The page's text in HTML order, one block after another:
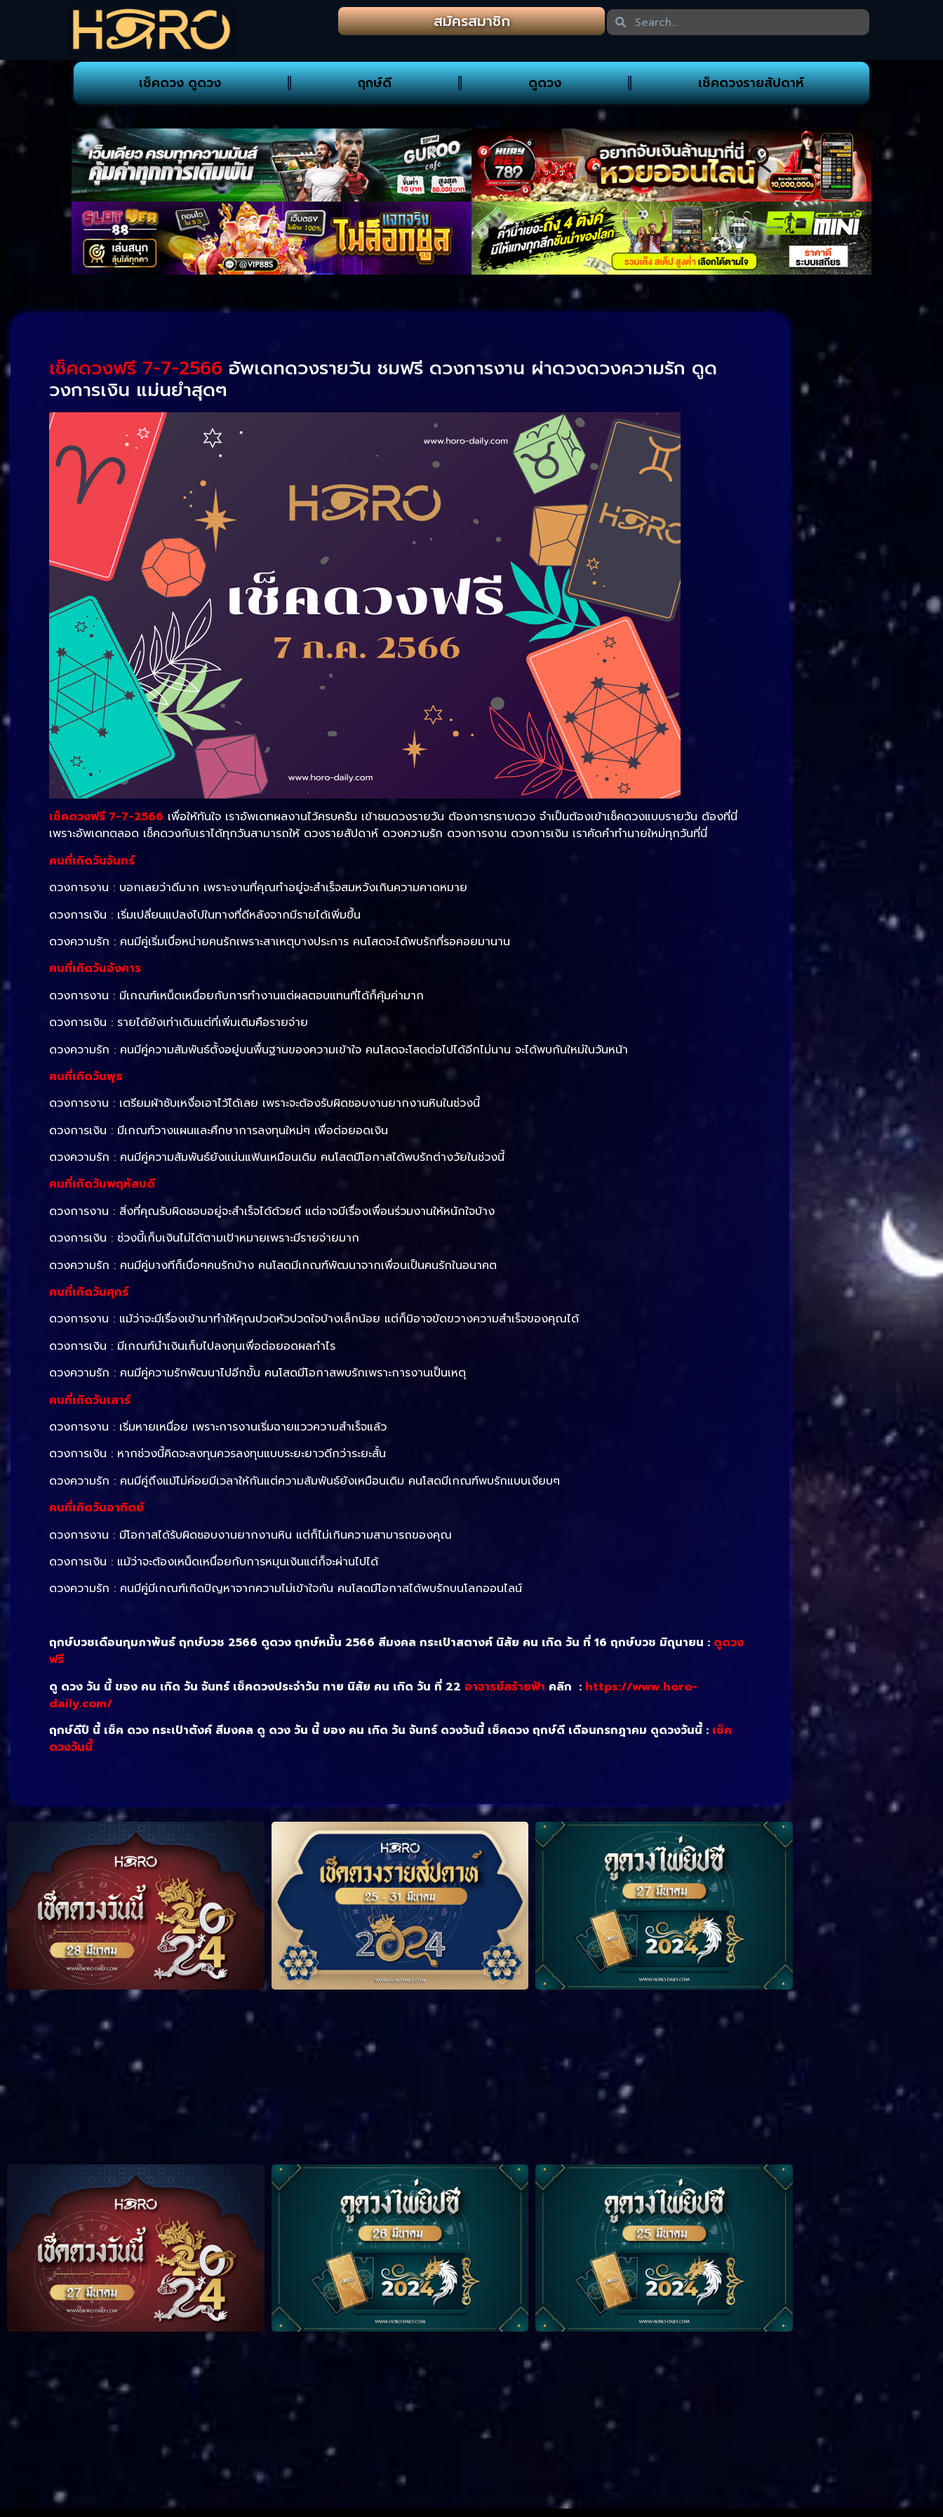
สมัครสมาชิก
เช็คดวง ดูดวง ฤกษ์ดี ดูดวง เช็คดวงรายสัปดาห์
เช็คดวงฟรี 7-7-2566 อัพเดทดวงรายวัน ชมฟรี ดวงการงาน ผ่าดวงดวงความรัก ดูด
วงการเงิน แม่นยำสุดๆ
เช็คดวงฟรี 7-7-2566 เพื่อให้ทันใจ เราอัพเดทผลงานไว้ครบครัน เข้าชมดวงรายวัน ต้องการทราบดวง จำเป็นต้องเข้าเช็คดวงแบบรายวัน ต้องที่นี่
เพราะอัพเดทตลอด เช็คดวงกับเราได้ทุกวันสามารถให้ ดวงรายสัปดาห์ ดวงความรัก ดวงการงาน ดวงการเงิน เราคัดคำทำนายใหม่ทุกวันที่นี่
คนที่เกิดวันจันทร์
ดวงการงาน : บอกเลยว่าดีมาก เพราะงานที่คุณทำอยู่จะสำเร็จสมหวังเกินความคาดหมาย
ดวงการเงิน : เริ่มเปลี่ยนแปลงไปในทางที่ดีหลังจากมีรายได้เพิ่มขึ้น
ดวงความรัก : คนมีคู่เริ่มเบื่อหน่ายคนรักเพราะสาเหตุบางประการ คนโสดจะได้พบรักที่รอคอยมานาน
คนที่เกิดวันอังคาร
ดวงการงาน : มีเกณฑ์เหน็ดเหนื่อยกับการทำงานแต่ผลตอบแทนที่ได้ก็คุ้มค่ามาก
ดวงการเงิน : รายได้ยังเท่าเดิมแต่ที่เพิ่มเติมคือรายจ่าย
ดวงความรัก : คนมีคู่ความสัมพันธ์ตั้งอยู่บนพื้นฐานของความเข้าใจ คนโสดจะโสดต่อไปได้อีกไม่นาน จะได้พบกันใหม่ในวันหน้า
คนที่เกิดวันพุธ
ดวงการงาน : เตรียมผ้าซับเหงื่อเอาไว้ได้เลย เพราะจะต้องรับผิดชอบงานยากงานหินในช่วงนี้
ดวงการเงิน : มีเกณฑ์วางแผนและศึกษาการลงทุนใหม่ๆ เพื่อต่อยอดเงิน
ดวงความรัก : คนมีคู่ความสัมพันธ์ยังแน่นแฟ้นเหมือนเดิม คนโสดมีโอกาสได้พบรักต่างวัยในช่วงนี้
คนที่เกิดวันพฤหัสบดี
ดวงการงาน : สิ่งที่คุณรับผิดชอบอยู่จะสำเร็จได้ด้วยดี แต่อาจมีเรื่องเพื่อนร่วมงานให้หนักใจบ้าง
ดวงการเงิน : ช่วงนี้เก็บเงินไม่ได้ตามเป้าหมายเพราะมีรายจ่ายมาก
ดวงความรัก : คนมีคู่บางทีก็เบื่อๆคนรักบ้าง คนโสดมีเกณฑ์พัฒนาจากเพื่อนเป็นคนรักในอนาคต
คนที่เกิดวันศุกร์
ดวงการงาน : แม้ว่าจะมีเรื่องเข้ามาทำให้คุณปวดหัวปวดใจบ้างเล็กน้อย แต่ก็มิอาจขัดขวางความสำเร็จของคุณได้
ดวงการเงิน : มีเกณฑ์นำเงินเก็บไปลงทุนเพื่อต่อยอดผลกำไร
ดวงความรัก : คนมีคู่ความรักพัฒนาไปอีกขั้น คนโสดมีโอกาสพบรักเพราะการงานเป็นเหตุ
คนที่เกิดวันเสาร์
ดวงการงาน : เริ่มหายเหนื่อย เพราะการงานเริ่มฉายแววความสำเร็จแล้ว
ดวงการเงิน : หากช่วงนี้คิดจะลงทุนควรลงทุนแบบระยะยาวดีกว่าระยะสั้น
ดวงความรัก : คนมีคู่ถึงแม้ไม่ค่อยมีเวลาให้กันแต่ความสัมพันธ์ยังเหมือนเดิม คนโสดมีเกณฑ์พบรักแบบเงียบๆ
คนที่เกิดวันอาทิตย์
ดวงการงาน : มีโอกาสได้รับผิดชอบงานยากงานหิน แต่ก็ไม่เกินความสามารถของคุณ
ดวงการเงิน : แม้ว่าจะต้องเหน็ดเหนื่อยกับการหมุนเงินแต่ก็จะผ่านไปได้
ดวงความรัก : คนมีคู่มีเกณฑ์เกิดปัญหาจากความไม่เข้าใจกัน คนโสดมีโอกาสได้พบรักบนโลกออนไลน์
ฤกษ์บวชเดือนกุมภาพันธ์ ฤกษ์บวช 2566 ดูดวง ฤกษ์หมั้น 2566 สีมงคล กระเป๋าสตางค์ นิสัย คน เกิด วัน ที่ 16 ฤกษ์บวช มิถุนายน : ดูดวง
ฟรี
ดู ดวง วัน นี้ ของ คน เกิด วัน จันทร์ เช็คดวงประจำวัน ทาย นิสัย คน เกิด วัน ที่ 22 อาจารย์สร้ายฟ้า คลิก : https://www.horo-
daily.com/
ฤกษ์ดีปี นี้ เช็ค ดวง กระเป๋าตังค์ สีมงคล ดู ดวง วัน นี้ ของ คน เกิด วัน จันทร์ ดวงวันนี้ เช็คดวง ฤกษ์ดี เดือนกรกฎาคม ดูดวงวันนี้ : เช็ค
ดวงวันนี้